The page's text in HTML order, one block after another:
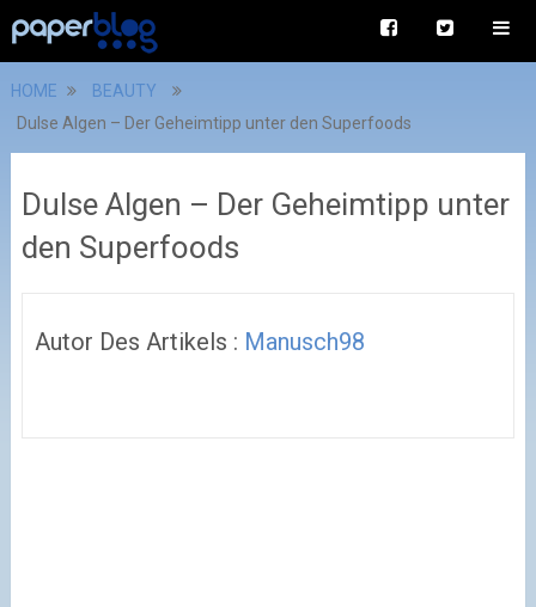
HOME
BEAUTY
Dulse Algen – Der Geheimtipp unter den Superfoods
Dulse Algen – Der Geheimtipp unter
den Superfoods
Autor Des Artikels : Manusch98